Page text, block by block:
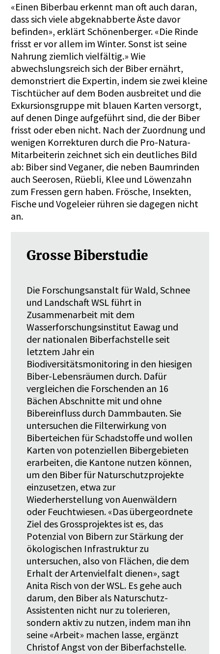
«Einen Biberbau erkennt man oft auch daran,
dass sich viele abgeknabberte Äste davor
befinden», erklärt Schönenberger. «Die Rinde
frisst er vor allem im Winter. Sonst ist seine
Nahrung ziemlich vielfältig.» Wie
abwechslungsreich sich der Biber ernährt,
demonstriert die Expertin, indem sie zwei kleine
Tischtücher auf dem Boden ausbreitet und die
Exkursionsgruppe mit blauen Karten versorgt,
auf denen Dinge aufgeführt sind, die der Biber
frisst oder eben nicht. Nach der Zuordnung und
wenigen Korrekturen durch die Pro-Natura-
Mitarbeiterin zeichnet sich ein deutliches Bild
ab: Biber sind Veganer, die neben Baumrinden
auch Seerosen, Rüebli, Klee und Löwenzahn
zum Fressen gern haben. Frösche, Insekten,
Fische und Vogeleier rühren sie dagegen nicht
an.
Grosse Biberstudie
Die Forschungsanstalt für Wald, Schnee
und Landschaft WSL führt in
Zusammenarbeit mit dem
Wasserforschungsinstitut Eawag und
der nationalen Biberfachstelle seit
letztem Jahr ein
Biodiversitätsmonitoring in den hiesigen
Biber-Lebensräumen durch. Dafür
vergleichen die Forschenden an 16
Bächen Abschnitte mit und ohne
Bibereinfluss durch Dammbauten. Sie
untersuchen die Filterwirkung von
Biberteichen für Schadstoffe und wollen
Karten von potenziellen Bibergebieten
erarbeiten, die Kantone nutzen können,
um den Biber für Naturschutzprojekte
einzusetzen, etwa zur
Wiederherstellung von Auenwäldern
oder Feuchtwiesen. «Das übergeordnete
Ziel des Grossprojektes ist es, das
Potenzial von Bibern zur Stärkung der
ökologischen Infrastruktur zu
untersuchen, also von Flächen, die dem
Erhalt der Artenvielfalt dienen», sagt
Anita Risch von der WSL. Es gehe auch
darum, den Biber als Naturschutz-
Assistenten nicht nur zu tolerieren,
sondern aktiv zu nutzen, indem man ihn
seine «Arbeit» machen lasse, ergänzt
Christof Angst von der Biberfachstelle.